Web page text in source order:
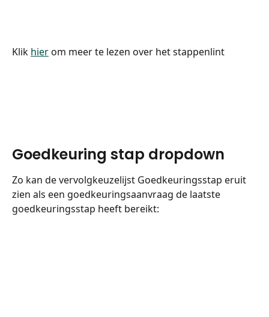
Klik hier om meer te lezen over het stappenlint
Goedkeuring stap dropdown
Zo kan de vervolgkeuzelijst Goedkeuringsstap eruit
zien als een goedkeuringsaanvraag de laatste
goedkeuringsstap heeft bereikt: